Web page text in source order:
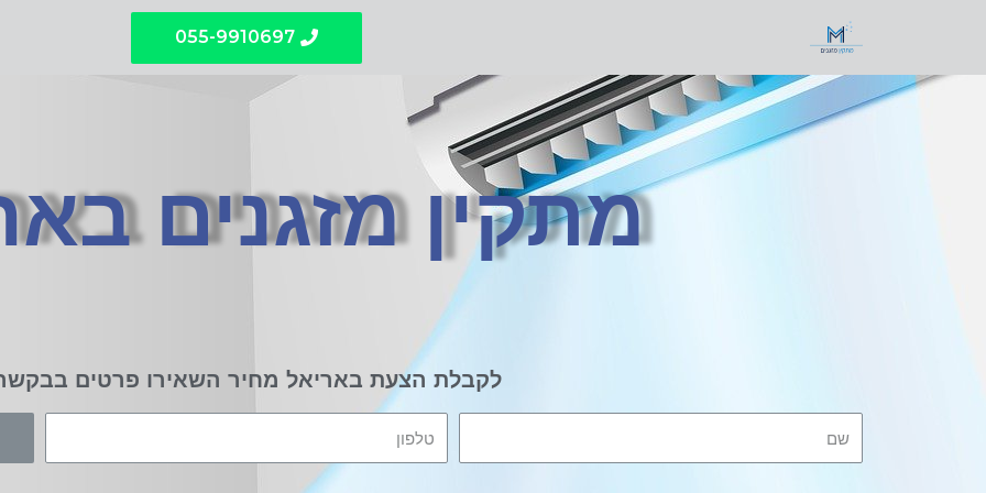
055-9910697
מתקין מזגנים
לקבלת הצעת באריאל מחיר השאירו פרטים